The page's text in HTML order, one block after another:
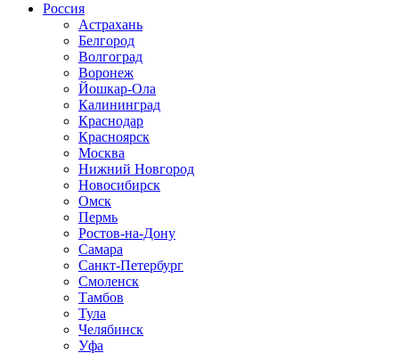
Россия
Астрахань
Белгород
Волгоград
Воронеж
Йошкар-Ола
Калининград
Краснодар
Красноярск
Москва
Нижний Новгород
Новосибирск
Омск
Пермь
Ростов-на-Дону
Самара
Санкт-Петербург
Смоленск
Тамбов
Тула
Челябинск
Уфа